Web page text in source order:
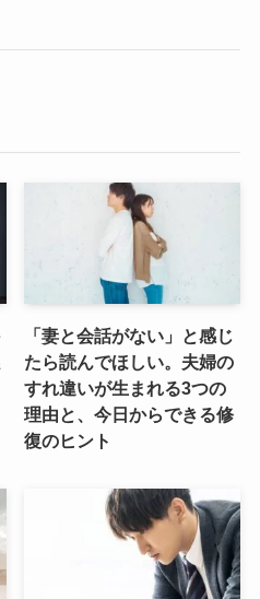
「妻と会話がない」と感じ
たら読んでほしい。夫婦の
すれ違いが生まれる3つの
理由と、今日からできる修
復のヒント